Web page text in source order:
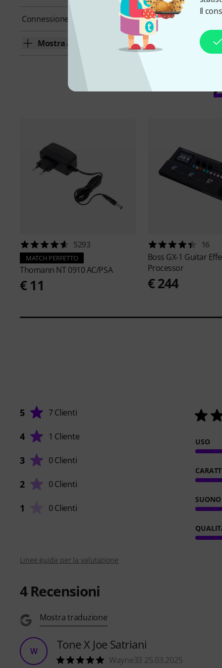
Il
Connessione USB
Mostra altro
5293
MATCH PERFETTO
Thomann NT 0910 AC/PSA
€ 11
16
Boss GX-1 Guitar
Processor
€ 244
5 7 Clienti
4 1 Cliente
3 0 Clienti
2 0 Clienti
1 0 Clienti
USO
SUONO
Linee guida per la valutazione
4Recensioni
Mostra traduzione
W Tone X Joe Satriani
Wayne33 25.03.2025